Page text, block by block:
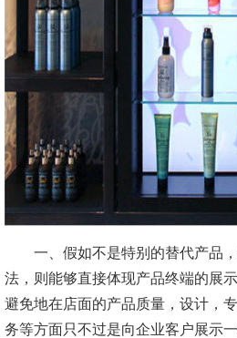
一、假如不是特别的替代产品，
法，则能够直接体现产品终端的展
避免地在店面的产品质量，设计，
务等方面只不过是向企业客户展示